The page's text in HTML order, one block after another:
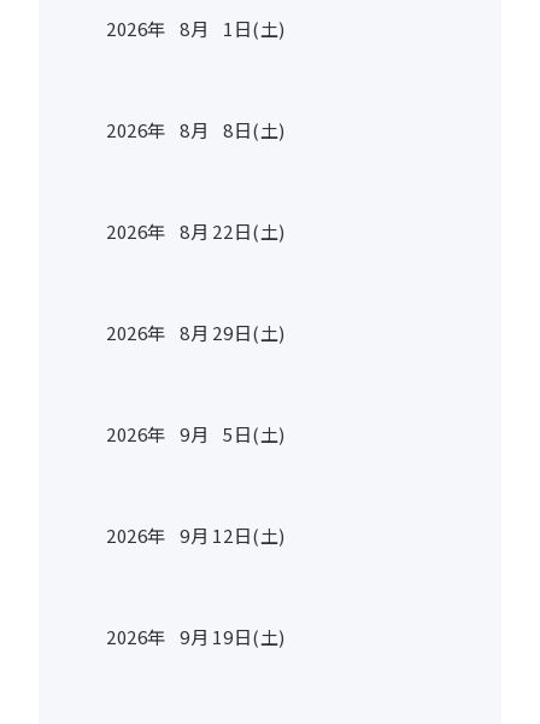
2026年 8月 1日(土)
2026年 8月 8日(土)
2026年 8月 22日(土)
2026年 8月 29日(土)
2026年 9月 5日(土)
2026年 9月 12日(土)
2026年 9月 19日(土)